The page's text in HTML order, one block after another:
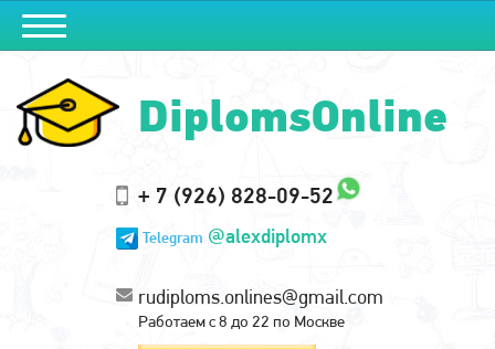
DiplomsOnline
+ 7 (926) 828-09-52
Telegram @alexdiplomx
rudiploms.onlines@gmail.com
Работаем с 8 до 22 по Москве